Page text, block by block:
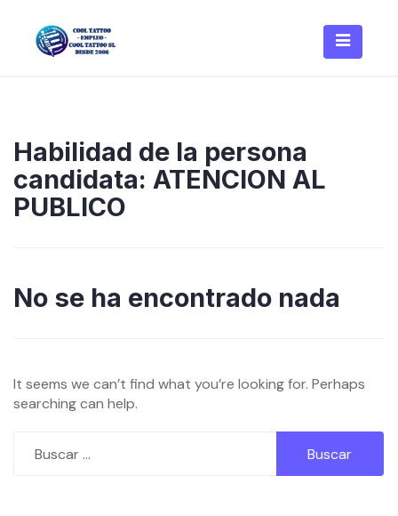
content
Habilidad de la persona
candidata: ATENCION AL
PUBLICO
No se ha encontrado nada
It seems we can’t find what you’re looking for. Perhaps
searching can help.